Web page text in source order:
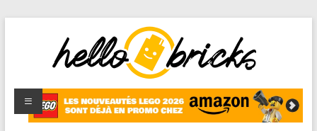
HelloBricks
Blog LEGO,
nouveaut�s